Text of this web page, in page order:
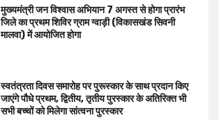
मुख्यमंत्री जन विश्वास अभियान 7 अगस्त से होगा प्रारंभ
जिले का प्रथम शिविर ग्राम ग्वाड़ी (विकासखंड सिवनी
मालवा) में आयोजित होगा
स्वतंत्रता दिवस समारोह पर पुरूस्‍कार के साथ प्रदान किए
जाएंगे पौधे प्रथम, द्वितीय, तृतीय पुरस्कार के अतिरिक्त भी
सभी बच्चों को मिलेगा सांत्वना पुरस्कार